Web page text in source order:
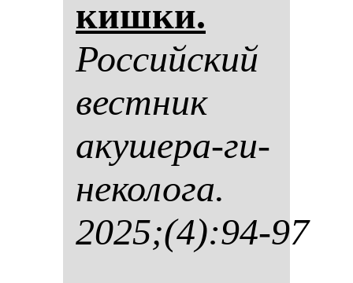
киш­ки.
Рос­сий­ский
вес­тник
аку­ше­ра-ги­
не­ко­ло­га.
2025;(4):94-97